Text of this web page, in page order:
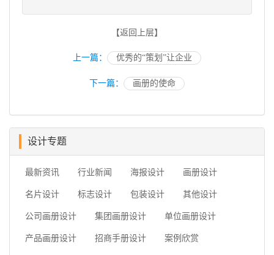
【返回上层】
上一篇： 优秀的“策划”让企业
下一篇： 画册的使命
设计专题
最新资讯 行业新闻 海报设计 画册设计
名片设计 标志设计 包装设计 其他设计
公司画册设计 集团画册设计 单位画册设计
产品画册设计 招商手册设计 案例欣赏